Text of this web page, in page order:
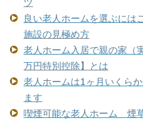
良い老人ホームを選ぶには
施設の見極め方
老人ホーム入居で親の家（
万円特別控除】とは
老人ホームは1ヶ月いくら
ます
喫煙可能な老人ホーム 煙